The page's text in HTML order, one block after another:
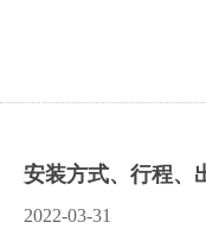
安装方式、行程、
2022-03-31